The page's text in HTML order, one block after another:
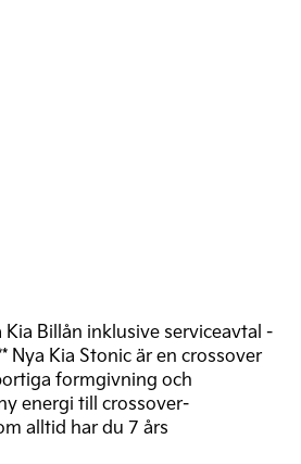
Billån inklusive serviceavtal -
Kia Stonic är en crossover
formgivning och
energi till crossover-
alltid har du 7 års